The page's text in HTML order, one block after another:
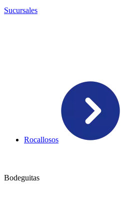
Sucursales
Rocallosos
Bodeguitas